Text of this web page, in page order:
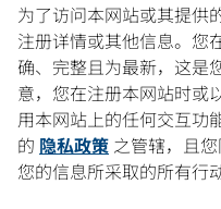
为了访问本网站或其提供
注册详情或其他信息。您
确、完整且为最新，这是
意，您在注册本网站时或
用本网站上的任何交互功
的 隐私政策 之管辖，且
您的信息所采取的所有行